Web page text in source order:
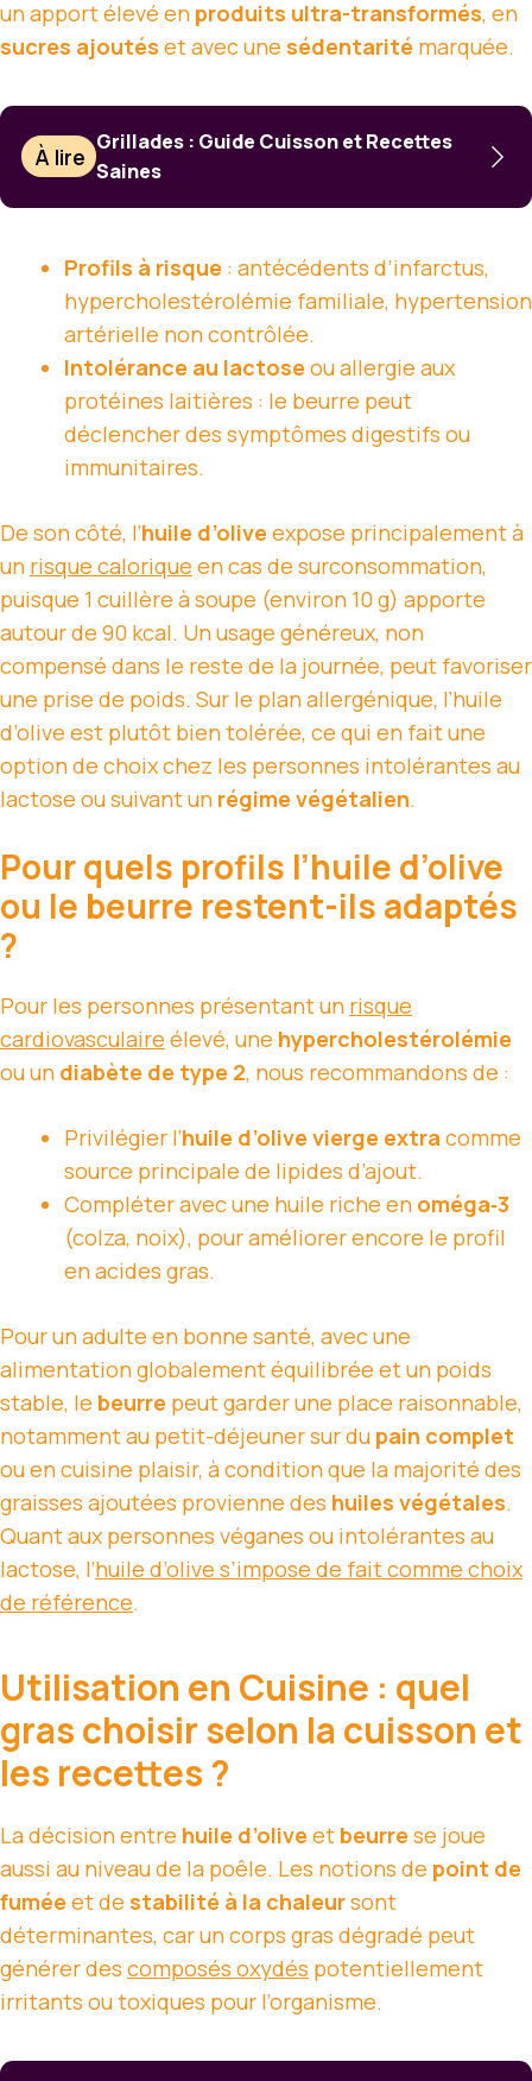
un apport élevé en produits ultra-transformés, en
sucres ajoutés et avec une sédentarité marquée.
À lire
Grillades : Guide Cuisson et Recettes
Saines
Profils à risque : antécédents d’infarctus,
hypercholestérolémie familiale, hypertension
artérielle non contrôlée.
Intolérance au lactose ou allergie aux
protéines laitières : le beurre peut
déclencher des symptômes digestifs ou
immunitaires.
De son côté, l’huile d’olive expose principalement à
un risque calorique en cas de surconsommation,
puisque 1 cuillère à soupe (environ 10 g) apporte
autour de 90 kcal. Un usage généreux, non
compensé dans le reste de la journée, peut favoriser
une prise de poids. Sur le plan allergénique, l’huile
d’olive est plutôt bien tolérée, ce qui en fait une
option de choix chez les personnes intolérantes au
lactose ou suivant un régime végétalien.
Pour quels profils l’huile d’olive
ou le beurre restent-ils adaptés
?
Pour les personnes présentant un risque
cardiovasculaire élevé, une hypercholestérolémie
ou un diabète de type 2, nous recommandons de :
Privilégier l’huile d’olive vierge extra comme
source principale de lipides d’ajout.
Compléter avec une huile riche en oméga‑3
(colza, noix), pour améliorer encore le profil
en acides gras.
Pour un adulte en bonne santé, avec une
alimentation globalement équilibrée et un poids
stable, le beurre peut garder une place raisonnable,
notamment au petit-déjeuner sur du pain complet
ou en cuisine plaisir, à condition que la majorité des
graisses ajoutées provienne des huiles végétales.
Quant aux personnes véganes ou intolérantes au
lactose, l’huile d’olive s’impose de fait comme choix
de référence.
Utilisation en Cuisine : quel
gras choisir selon la cuisson et
les recettes ?
La décision entre huile d’olive et beurre se joue
aussi au niveau de la poêle. Les notions de point de
fumée et de stabilité à la chaleursont
déterminantes, car un corps gras dégradé peut
générer des composés oxydés potentiellement
irritants ou toxiques pour l’organisme.